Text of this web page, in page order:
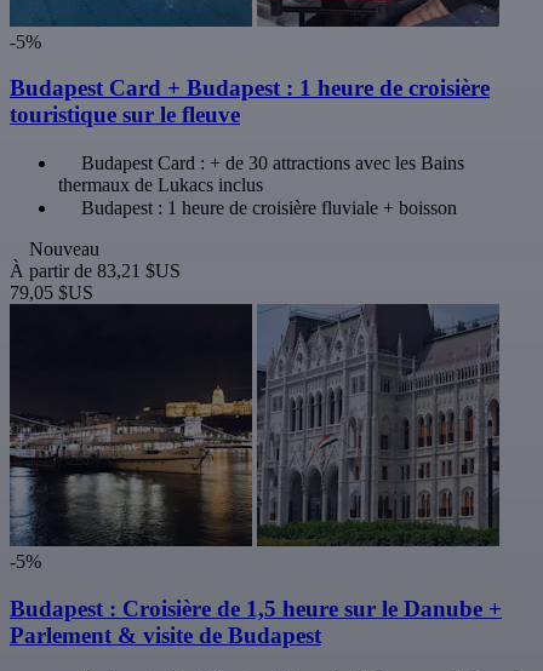
-5%
Budapest Card + Budapest : 1 heure de croisière
touristique sur le fleuve
Budapest Card : + de 30 attractions avec les Bains
thermaux de Lukacs inclus
Budapest : 1 heure de croisière fluviale + boisson
Nouveau
À partir de 83,21 $US
79,05 $US
-5%
Budapest : Croisière de 1,5 heure sur le Danube +
Parlement & visite de Budapest